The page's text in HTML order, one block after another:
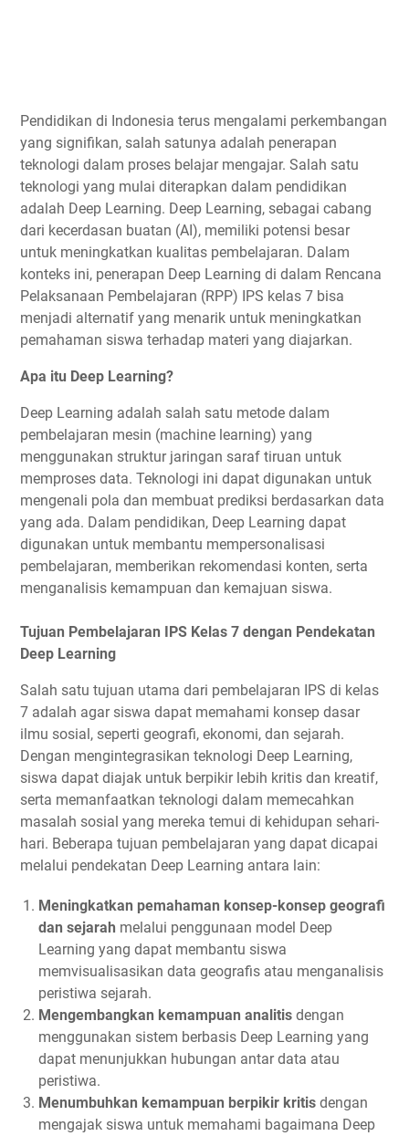
Pendidikan di Indonesia terus mengalami perkembangan
yang signifikan, salah satunya adalah penerapan
teknologi dalam proses belajar mengajar. Salah satu
teknologi yang mulai diterapkan dalam pendidikan
adalah Deep Learning. Deep Learning, sebagai cabang
dari kecerdasan buatan (AI), memiliki potensi besar
untuk meningkatkan kualitas pembelajaran. Dalam
konteks ini, penerapan Deep Learning di dalam Rencana
Pelaksanaan Pembelajaran (RPP) IPS kelas 7 bisa
menjadi alternatif yang menarik untuk meningkatkan
pemahaman siswa terhadap materi yang diajarkan.
Apa itu Deep Learning?
Deep Learning adalah salah satu metode dalam
pembelajaran mesin (machine learning) yang
menggunakan struktur jaringan saraf tiruan untuk
memproses data. Teknologi ini dapat digunakan untuk
mengenali pola dan membuat prediksi berdasarkan data
yang ada. Dalam pendidikan, Deep Learning dapat
digunakan untuk membantu mempersonalisasi
pembelajaran, memberikan rekomendasi konten, serta
menganalisis kemampuan dan kemajuan siswa.
Tujuan Pembelajaran IPS Kelas 7 dengan Pendekatan
Deep Learning
Salah satu tujuan utama dari pembelajaran IPS di kelas
7 adalah agar siswa dapat memahami konsep dasar
ilmu sosial, seperti geografi, ekonomi, dan sejarah.
Dengan mengintegrasikan teknologi Deep Learning,
siswa dapat diajak untuk berpikir lebih kritis dan kreatif,
serta memanfaatkan teknologi dalam memecahkan
masalah sosial yang mereka temui di kehidupan sehari-
hari. Beberapa tujuan pembelajaran yang dapat dicapai
melalui pendekatan Deep Learning antara lain:
Meningkatkan pemahaman konsep-konsep geografi
dan sejarah melalui penggunaan model Deep
Learning yang dapat membantu siswa
memvisualisasikan data geografis atau menganalisis
peristiwa sejarah.
Mengembangkan kemampuan analitis dengan
menggunakan sistem berbasis Deep Learning yang
dapat menunjukkan hubungan antar data atau
peristiwa.
Menumbuhkan kemampuan berpikir kritis dengan
mengajak siswa untuk memahami bagaimana Deep